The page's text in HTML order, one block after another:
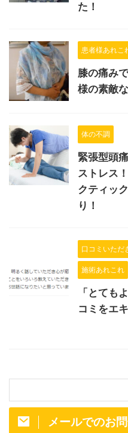
た！
患者様あれこ
膝の痛み
様の素敵
体の不調
緊張型頭
ストレス
クティッ
り！
口コミいただ
施術あれこれ
「とても
コミをエ
メールでのお